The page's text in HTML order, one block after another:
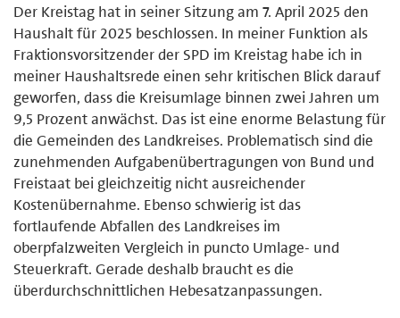
Der Kreistag hat in seiner Sitzung am 7. April 2025 den
Haushalt für 2025 beschlossen. In meiner Funktion als
Fraktionsvorsitzender der SPD im Kreistag habe ich in
meiner Haushaltsrede einen sehr kritischen Blick darauf
geworfen, dass die Kreisumlage binnen zwei Jahren um
9,5 Prozent anwächst. Das ist eine enorme Belastung für
die Gemeinden des Landkreises. Problematisch sind die
zunehmenden Aufgabenübertragungen von Bund und
Freistaat bei gleichzeitig nicht ausreichender
Kostenübernahme. Ebenso schwierig ist das
fortlaufende Abfallen des Landkreises im
oberpfalzweiten Vergleich in puncto Umlage- und
Steuerkraft. Gerade deshalb braucht es die
überdurchschnittlichen Hebesatzanpassungen.